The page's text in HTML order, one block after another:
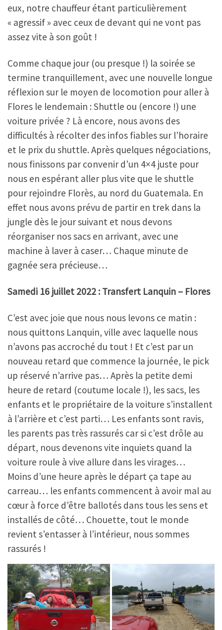
eux, notre chauffeur étant particulièrement
« agressif » avec ceux de devant qui ne vont pas
assez vite à son goût !
Comme chaque jour (ou presque !) la soirée se
termine tranquillement, avec une nouvelle longue
réflexion sur le moyen de locomotion pour aller à
Flores le lendemain : Shuttle ou (encore !) une
voiture privée ? Là encore, nous avons des
difficultés à récolter des infos fiables sur l’horaire
et le prix du shuttle. Après quelques négociations,
nous finissons par convenir d’un 4×4 juste pour
nous en espérant aller plus vite que le shuttle
pour rejoindre Florès, au nord du Guatemala. En
effet nous avons prévu de partir en trek dans la
jungle dès le jour suivant et nous devons
réorganiser nos sacs en arrivant, avec une
machine à laver à caser… Chaque minute de
gagnée sera précieuse…
Samedi 16 juillet 2022 : Transfert Lanquin – Flores
C’est avec joie que nous nous levons ce matin :
nous quittons Lanquin, ville avec laquelle nous
n’avons pas accroché du tout ! Et c’est par un
nouveau retard que commence la journée, le pick
up réservé n’arrive pas… Après la petite demi
heure de retard (coutume locale !), les sacs, les
enfants et le propriétaire de la voiture s’installent
à l’arrière et c’est parti… Les enfants sont ravis,
les parents pas très rassurés car si c’est drôle au
départ, nous devenons vite inquiets quand la
voiture roule à vive allure dans les virages…
Moins d’une heure après le départ ça tape au
carreau… les enfants commencent à avoir mal au
cœur à force d’être ballotés dans tous les sens et
installés de côté… Chouette, tout le monde
revient s’entasser à l’intérieur, nous sommes
rassurés !